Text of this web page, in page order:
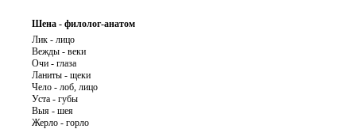
Шена - филолог-анатом
Лик - лицо
Вежды - веки
Очи - глаза
Ланиты - щеки
Чело - лоб, лицо
Уста - губы
Выя - шея
Жерло - горло